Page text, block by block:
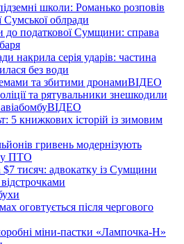
школи: Романько розповів
Сумської облради
податкової Сумщини: справа
накрила серія ударів: частина
без води
та збитими дронамиВІДЕО
та рятувальники знешкодили
ВІДЕО
5 книжкових історій із зимовим
гривень модернізують
ПТО
тисяч: адвокатку із Сумщини
оговтується після чергового
міни-пастки «Лампочка-Н»